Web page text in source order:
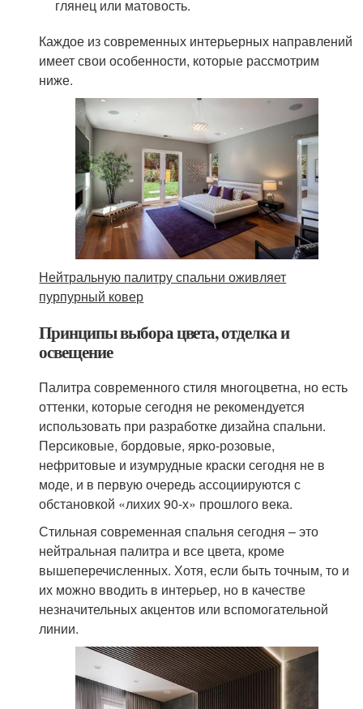
глянец или матовость.
Каждое из современных интерьерных направлений
имеет свои особенности, которые рассмотрим
ниже.
Нейтральную палитру спальни оживляет
пурпурный ковер
Принципы выбора цвета, отделка и
освещение
Палитра современного стиля многоцветна, но есть
оттенки, которые сегодня не рекомендуется
использовать при разработке дизайна спальни.
Персиковые, бордовые, ярко-розовые,
нефритовые и изумрудные краски сегодня не в
моде, и в первую очередь ассоциируются с
обстановкой «лихих 90-х» прошлого века.
Стильная современная спальня сегодня – это
нейтральная палитра и все цвета, кроме
вышеперечисленных. Хотя, если быть точным, то и
их можно вводить в интерьер, но в качестве
незначительных акцентов или вспомогательной
линии.